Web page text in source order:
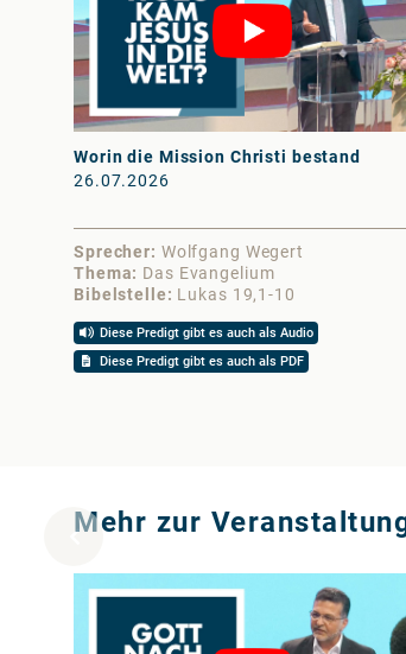
Worin die Mission Christi bestand
26.07.2026
Sprecher
Wolfgang Wegert
Thema
Das Evangelium
Bibelstelle
Lukas 19,1-10
Diese Predigt gibt es auch als Audio
Diese Predigt gibt es auch als PDF
Mehr zur